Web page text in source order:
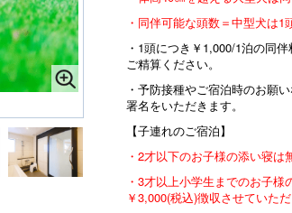
・同伴可能な頭数＝中型犬は
・1頭につき￥1,000/1泊の同
ご精算ください。
・予防接種やご宿泊時のお願
署名をいただきます。
【子連れのご宿泊】
・2才以下のお子様の添い寝
・3才以上小学生までのお子
￥3,000(税込)徴収させていた